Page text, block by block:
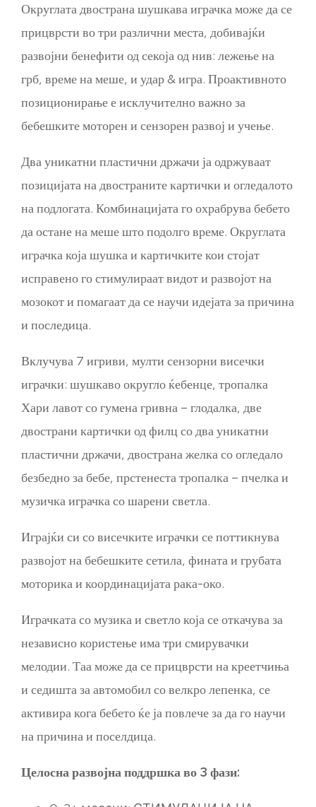
Округлата двострана шушкава играчка може да се
прицврсти во три различни места, добивајќи
развојни бенефити од секоја од нив: лежење на
грб, време на меше, и удар & игра. Проактивното
позиционирање е исклучително важно за
бебешките моторен и сензорен развој и учење.
Два уникатни пластични држачи ја одржуваат
позицијата на двостраните картички и огледалото
на подлогата. Комбинацијата го охрабрува бебето
да остане на меше што подолго време. Округлата
играчка која шушка и картичките кои стојат
исправено го стимулираат видот и развојот на
мозокот и помагаат да се научи идејата за причина
и последица.
Вклучува 7 игриви, мулти сензорни висечки
играчки: шушкаво округло ќебенце, тропалка
Хари лавот со гумена гривна – глодалка, две
двострани картички од филц со два уникатни
пластични држачи, двострана желка со огледало
безбедно за бебе, прстенеста тропалка – пчелка и
музичка играчка со шарени светла.
Играјќи си со висечките играчки се поттикнува
развојот на бебешките сетила, фината и грубата
моторика и координацијата рака-око.
Играчката со музика и светло која се откачува за
независно користење има три смирувачки
мелодии. Таа може да се прицврсти на креетчиња
и седишта за автомобил со велкро лепенка, се
активира кога бебето ќе ја повлече за да го научи
на причина и поселдица.
Целосна развојна поддршка во 3 фази: